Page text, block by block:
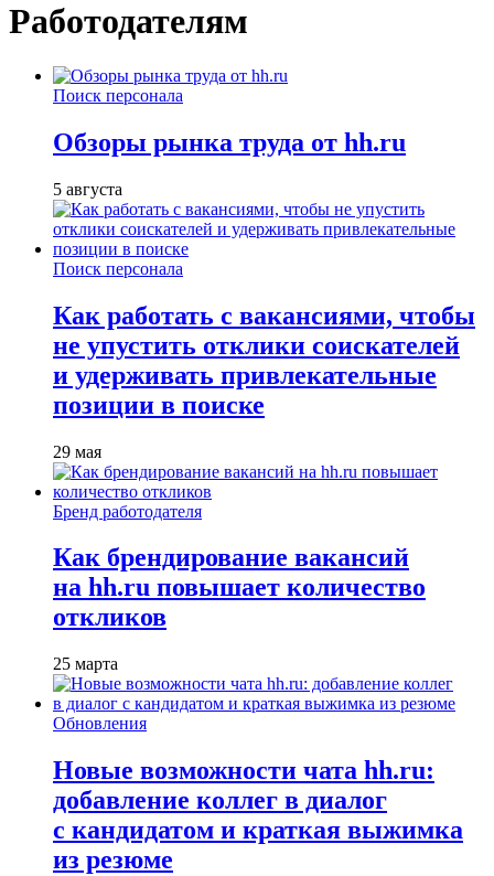
Работодателям
Поиск персонала
Обзоры рынка труда от hh.ru
5 августа
Поиск персонала
Как работать с вакансиями, чтобы
не упустить отклики соискателей
и удерживать привлекательные
позиции в поиске
29 мая
Бренд работодателя
Как брендирование вакансий
на hh.ru повышает количество
откликов
25 марта
Обновления
Новые возможности чата hh.ru:
добавление коллег в диалог
с кандидатом и краткая выжимка
из резюме